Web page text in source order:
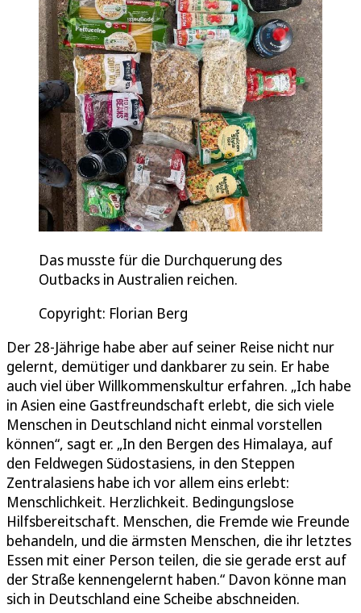
Das musste für die Durchquerung des
Outbacks in Australien reichen.
Copyright: Florian Berg
Der 28-Jährige habe aber auf seiner Reise nicht nur
gelernt, demütiger und dankbarer zu sein. Er habe
auch viel über Willkommenskultur erfahren. „Ich habe
in Asien eine Gastfreundschaft erlebt, die sich viele
Menschen in Deutschland nicht einmal vorstellen
können“, sagt er. „In den Bergen des Himalaya, auf
den Feldwegen Südostasiens, in den Steppen
Zentralasiens habe ich vor allem eins erlebt:
Menschlichkeit. Herzlichkeit. Bedingungslose
Hilfsbereitschaft. Menschen, die Fremde wie Freunde
behandeln, und die ärmsten Menschen, die ihr letztes
Essen mit einer Person teilen, die sie gerade erst auf
der Straße kennengelernt haben.“ Davon könne man
sich in Deutschland eine Scheibe abschneiden.